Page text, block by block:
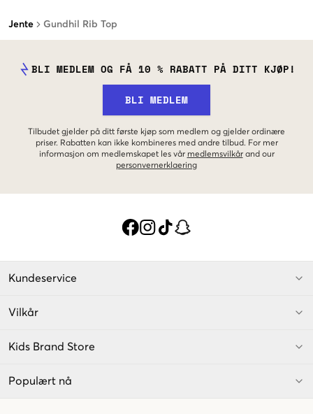
Jente Gundhil Rib Top
BLI MEDLEM OG FÅ 10 % RABATT PÅ DITT KJØP!
BLI MEDLEM
Tilbudet gjelder på ditt første kjøp som medlem og gjelder ordinære
priser. Rabatten kan ikke kombineres med andre tilbud. For mer
informasjon om medlemskapet les vår medlemsvilkår and our
personvernerklaering
Kundeservice
Vilkår
Kids Brand Store
Populært nå